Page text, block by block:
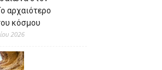
αρχαιότερο
κόσμου
2026